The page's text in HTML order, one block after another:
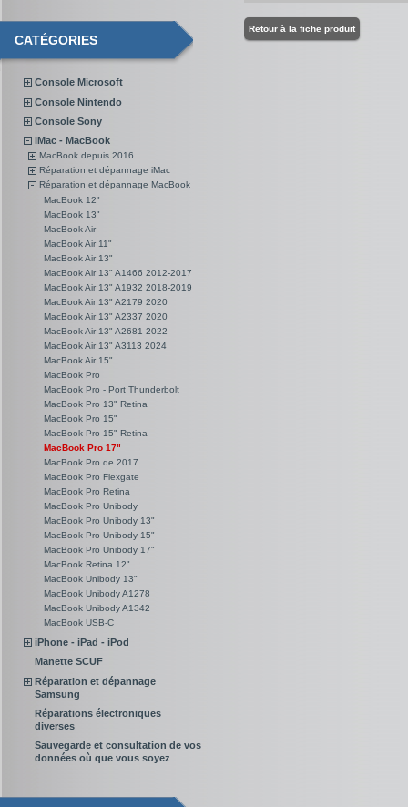
CATÉGORIES
Console Microsoft
Console Nintendo
Console Sony
iMac - MacBook
MacBook depuis 2016
Réparation et dépannage iMac
Réparation et dépannage MacBook
MacBook 12"
MacBook 13"
MacBook Air
MacBook Air 11"
MacBook Air 13"
MacBook Air 13" A1466 2012-2017
MacBook Air 13" A1932 2018-2019
MacBook Air 13" A2179 2020
MacBook Air 13" A2337 2020
MacBook Air 13" A2681 2022
MacBook Air 13" A3113 2024
MacBook Air 15"
MacBook Pro
MacBook Pro - Port Thunderbolt
MacBook Pro 13" Retina
MacBook Pro 15"
MacBook Pro 15" Retina
MacBook Pro 17"
MacBook Pro de 2017
MacBook Pro Flexgate
MacBook Pro Retina
MacBook Pro Unibody
MacBook Pro Unibody 13"
MacBook Pro Unibody 15"
MacBook Pro Unibody 17"
MacBook Retina 12"
MacBook Unibody 13"
MacBook Unibody A1278
MacBook Unibody A1342
MacBook USB-C
iPhone - iPad - iPod
Manette SCUF
Réparation et dépannage
Samsung
Réparations électroniques
diverses
Sauvegarde et consultation de vos
données où que vous soyez
Retour à la fiche produit